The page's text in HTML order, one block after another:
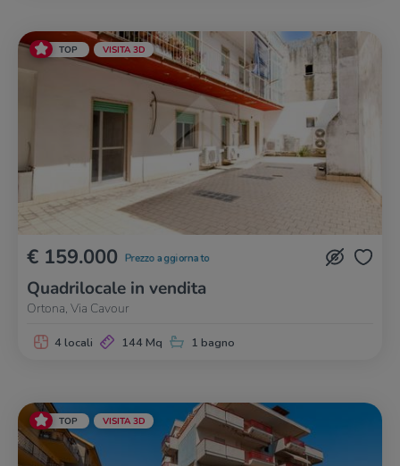
TOP VISITA 3D
€ 159.000 Prezzo aggiornato
Quadrilocale in vendita
Ortona, Via Cavour
4 locali 144 Mq 1 bagno
TOP VISITA 3D